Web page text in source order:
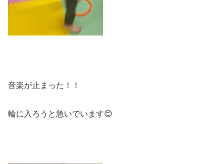
音楽が止まった！！
輪に入ろうと急いでいます😊